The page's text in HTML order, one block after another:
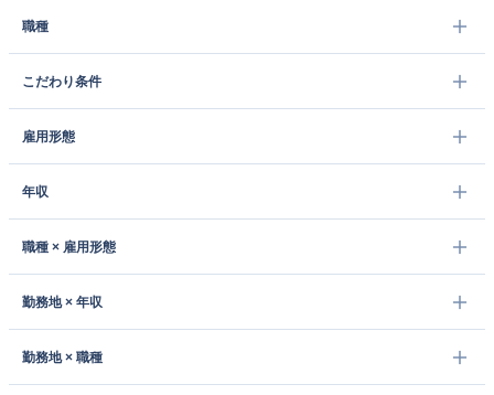
職種
こだわり条件
雇用形態
年収
職種 × 雇用形態
勤務地 × 年収
勤務地 × 職種